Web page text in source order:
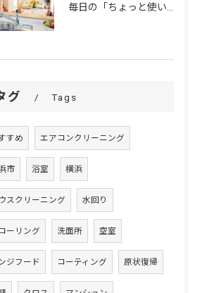
毎日の「ちょっと使いにくい」を、
グ Tags
すめ エアコンクリーニング
市 浴室 横浜
スクリーニング 水回り
ーリング 洗面所 空室
ジフード コーティング 原状復帰